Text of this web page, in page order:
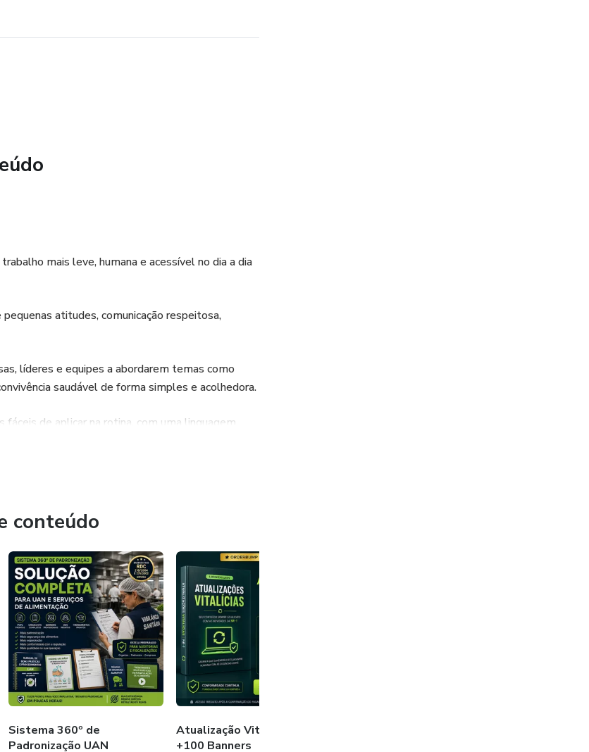
mais leve, humana e acessível no dia a dia
atitudes, comunicação respeitosa,
líderes e equipes a abordarem temas como
saudável de forma simples e acolhedora.
de aplicar na rotina, com uma linguagem
pessoas.
conteúdo
Sistema 360º de
Padronização UAN
Atualização Vitalícia - Pack
+100 Banners